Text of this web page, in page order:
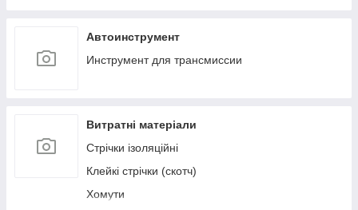
Автоинструмент
Инструмент для трансмиссии
Витратні матеріали
Стрічки ізоляційні
Клейкі стрічки (скотч)
Хомути